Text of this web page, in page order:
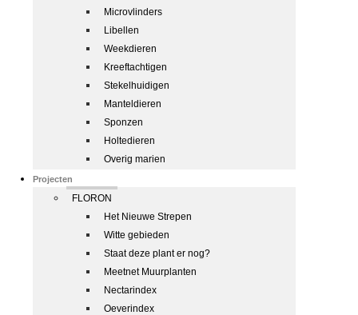
Microvlinders
Libellen
Weekdieren
Kreeftachtigen
Stekelhuidigen
Manteldieren
Sponzen
Holtedieren
Overig marien
Projecten
FLORON
Het Nieuwe Strepen
Witte gebieden
Staat deze plant er nog?
Meetnet Muurplanten
Nectarindex
Oeverindex